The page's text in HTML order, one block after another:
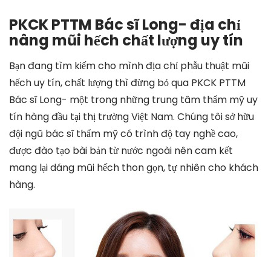
PKCK PTTM Bác sĩ Long- địa chỉ
nâng mũi hếch chất lượng uy tín
Bạn đang tìm kiếm cho mình địa chỉ phẫu thuật mũi
hếch uy tín, chất lượng thì đừng bỏ qua PKCK PTTM
Bác sĩ Long- một trong những trung tâm thẩm mỹ uy
tín hàng đầu tại thị trường Việt Nam. Chúng tôi sở hữu
đội ngũ bác sĩ thẩm mỹ có trình độ tay nghề cao,
được đào tạo bài bản từ nước ngoài nên cam kết
mang lại dáng mũi hếch thon gọn, tự nhiên cho khách
hàng.